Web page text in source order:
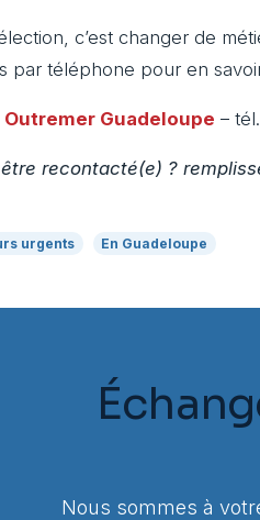
c’est changer de
par téléphone pour en
Outremer Guadeloupe – tél.
recontacté(e) ?
urgents En Guadeloupe
Nous sommes à